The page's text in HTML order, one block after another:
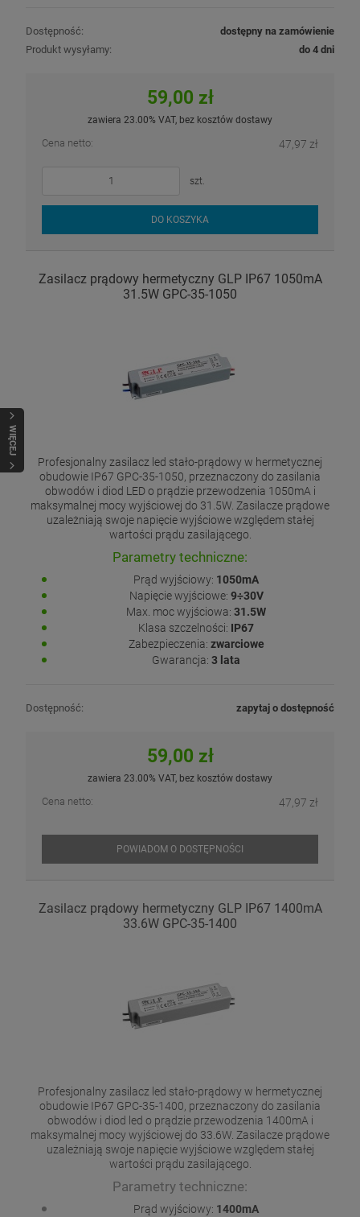
WIĘCEJ
Dostępność:
dostępny na zamówienie
Produkt wysyłamy:
do 4 dni
59,00 zł
zawiera 23.00% VAT, bez kosztów dostawy
Cena netto: 47,97 zł
szt.
DO KOSZYKA
Zasilacz prądowy hermetyczny GLP IP67 1050mA
31.5W GPC-35-1050
Profesjonalny zasilacz led stało-prądowy w hermetycznej
obudowie IP67 GPC-35-1050, przeznaczony do zasilania
obwodów i diod LED o prądzie przewodzenia 1050mA i
maksymalnej mocy wyjściowej do 31.5W. Zasilacze prądowe
uzależniają swoje napięcie wyjściowe względem stałej
wartości prądu zasilającego.
Parametry techniczne:
Prąd wyjściowy: 1050mA
Napięcie wyjściowe: 9÷30V
Max. moc wyjściowa: 31.5W
Klasa szczelności: IP67
Zabezpieczenia: zwarciowe
Gwarancja: 3 lata
Dostępność: zapytaj o dostępność
59,00 zł
zawiera 23.00% VAT, bez kosztów dostawy
Cena netto: 47,97 zł
POWIADOM O DOSTĘPNOŚCI
Zasilacz prądowy hermetyczny GLP IP67 1400mA
33.6W GPC-35-1400
Profesjonalny zasilacz led stało-prądowy w hermetycznej
obudowie IP67 GPC-35-1400, przeznaczony do zasilania
obwodów i diod led o prądzie przewodzenia 1400mA i
maksymalnej mocy wyjściowej do 33.6W. Zasilacze prądowe
uzależniają swoje napięcie wyjściowe względem stałej
wartości prądu zasilającego.
Parametry techniczne:
Prąd wyjściowy: 1400mA